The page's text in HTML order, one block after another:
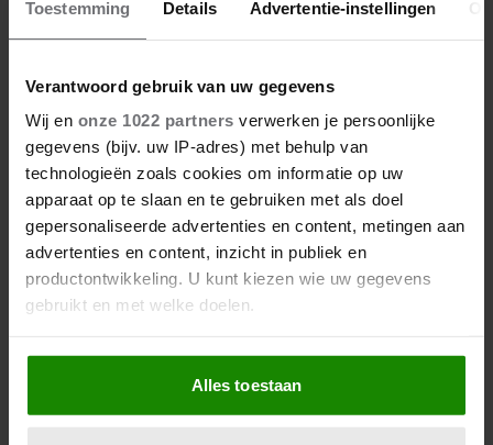
Toestemming Details Advertentie-instellingen
Verantwoord gebruik van uw gegevens
Wij en onze 1022 partners verwerken je persoonlijke
gegevens (bijv. uw IP-adres) met behulp van
technologieën zoals cookies om informatie op uw
apparaat op te slaan en te gebruiken met als doel
gepersonaliseerde advertenties en content, metingen aan
advertenties en content, inzicht in publiek en
productontwikkeling. U kunt kiezen wie uw gegevens
gebruikt en met welke doelen.
Als u het toestaat, willen we ook graag:
Informatie verzamelen over uw geografische
locatie, die tot een paar meter nauwkeurig kan zijn
Alles toestaan